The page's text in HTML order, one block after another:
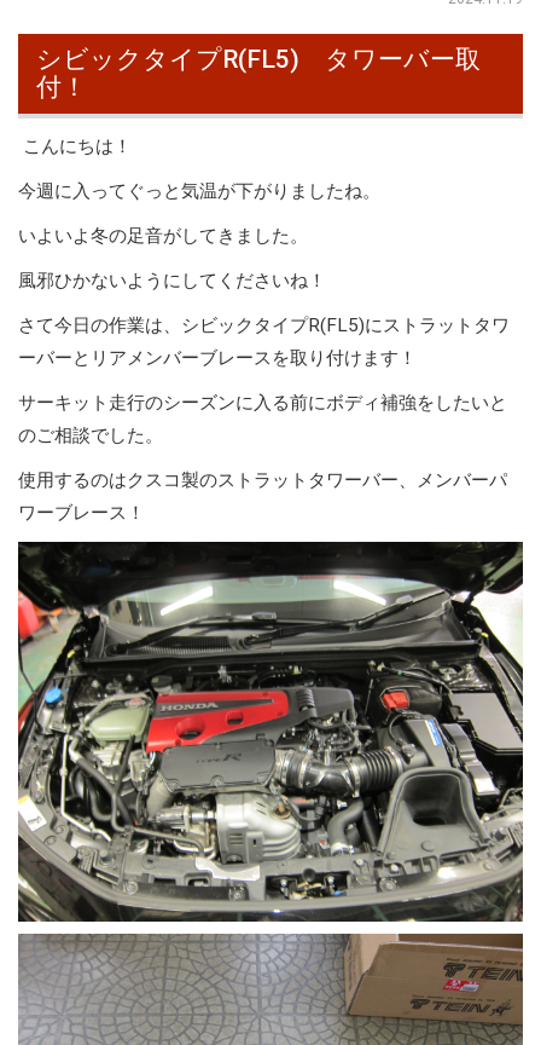
シビックタイプR(FL5) タワーバー取
付！
こんにちは！
今週に入ってぐっと気温が下がりましたね。
いよいよ冬の足音がしてきました。
風邪ひかないようにしてくださいね！
さて今日の作業は、シビックタイプR(FL5)にストラットタワ
ーバーとリアメンバーブレースを取り付けます！
サーキット走行のシーズンに入る前にボディ補強をしたいと
のご相談でした。
使用するのはクスコ製のストラットタワーバー、メンバーパ
ワーブレース！